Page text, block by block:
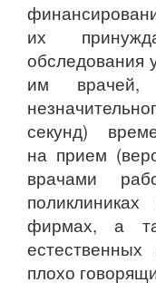
их
обследования
им
секунд)
на прием
врачами
фирмах, а
естественных
плохо